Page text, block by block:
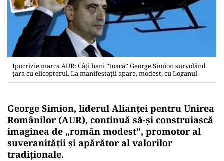
Ipocrizie marca AUR: Câți bani ”toacă” George Simion survolând
țara cu elicopterul. La manifestații apare, modest, cu Loganul
George Simion, liderul Alianței pentru Unirea
Românilor (AUR), continuă să-și construiască
imaginea de „român modest”, promotor al
suveranității și apărător al valorilor
tradiționale.